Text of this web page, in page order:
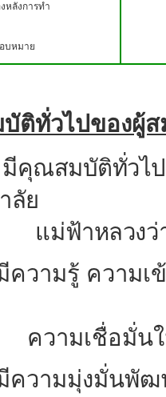
หลังการทำ
บหมาย
ติทั่วไปของผู้ส
มบัติทั่วไปแ
ลัย
หลวงว่
ความรู้ ความ
นในคุณค่า
ความมุ่งมั่นพัฒ